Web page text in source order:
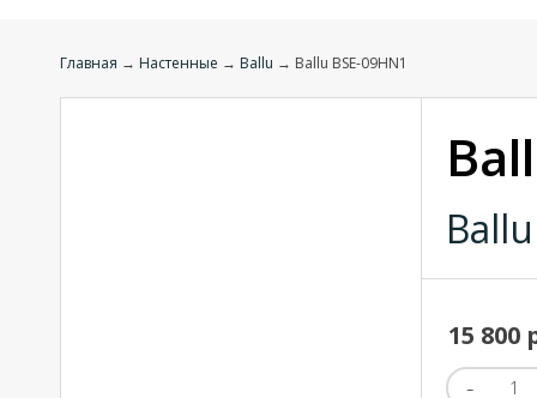
Главная → Настенные → Ballu → Ballu BSE-09HN1
Ballu
15 800